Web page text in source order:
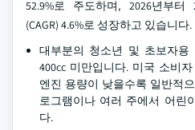
52.9%로 주도하며, 2026년부
(CAGR) 4.6%로 성장하고 있습니다.
대부분의 청소년 및 초보자
400cc 미만입니다. 미국 소비
엔진 용량이 낮을수록 일반적
로그램이나 여러 주에서 어린
다.